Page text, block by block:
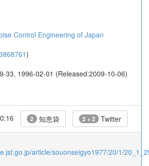
Control Engineering of Japan
)
33, 1996-02-01 (Released:2009-10-06)
2 知恵袋 2 + 2 Twitter
article/souonseigyo1977/20/1/